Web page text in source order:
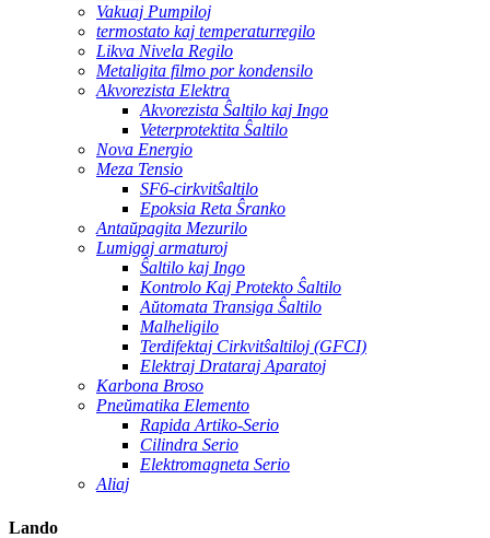
Vakuaj Pumpiloj
termostato kaj temperaturregilo
Likva Nivela Regilo
Metaligita filmo por kondensilo
Akvorezista Elektra
Akvorezista Ŝaltilo kaj Ingo
Veterprotektita Ŝaltilo
Nova Energio
Meza Tensio
SF6-cirkvitŝaltilo
Epoksia Reta Ŝranko
Antaŭpagita Mezurilo
Lumigaj armaturoj
Ŝaltilo kaj Ingo
Kontrolo Kaj Protekto Ŝaltilo
Aŭtomata Transiga Ŝaltilo
Malheligilo
Terdifektaj Cirkvitŝaltiloj (GFCI)
Elektraj Drataraj Aparatoj
Karbona Broso
Pneŭmatika Elemento
Rapida Artiko-Serio
Cilindra Serio
Elektromagneta Serio
Aliaj
Lando